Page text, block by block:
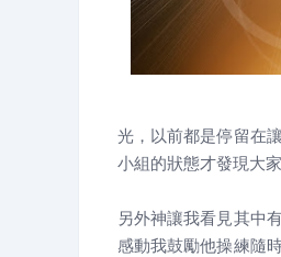
光，以前都是停留在
小組的狀態才發現大
另外神讓我看見其中
感動我鼓勵他操練隨